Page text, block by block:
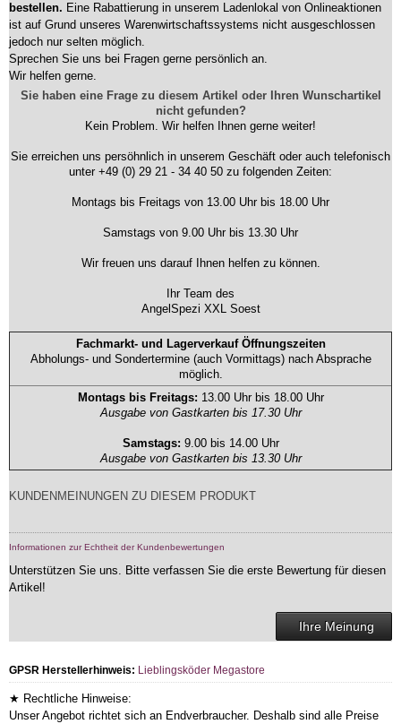
bestellen. Eine Rabattierung in unserem Ladenlokal von Onlineaktionen
ist auf Grund unseres Warenwirtschaftssystems nicht ausgeschlossen
jedoch nur selten möglich.
Sprechen Sie uns bei Fragen gerne persönlich an.
Wir helfen gerne.
Sie haben eine Frage zu diesem Artikel oder Ihren Wunschartikel
nicht gefunden?
Kein Problem. Wir helfen Ihnen gerne weiter!
Sie erreichen uns persöhnlich in unserem Geschäft oder auch telefonisch
unter +49 (0) 29 21 - 34 40 50 zu folgenden Zeiten:
Montags bis Freitags von 13.00 Uhr bis 18.00 Uhr
Samstags von 9.00 Uhr bis 13.30 Uhr
Wir freuen uns darauf Ihnen helfen zu können.
Ihr Team des
AngelSpezi XXL Soest
Fachmarkt- und Lagerverkauf Öffnungszeiten
Abholungs- und Sondertermine (auch Vormittags) nach Absprache
möglich.
Montags bis Freitags: 13.00 Uhr bis 18.00 Uhr
Ausgabe von Gastkarten bis 17.30 Uhr
Samstags: 9.00 bis 14.00 Uhr
Ausgabe von Gastkarten bis 13.30 Uhr
KUNDENMEINUNGEN ZU DIESEM PRODUKT
Informationen zur Echtheit der Kundenbewertungen
Unterstützen Sie uns. Bitte verfassen Sie die erste Bewertung für diesen
Artikel!
Ihre Meinung
GPSR Herstellerhinweis: Lieblingsköder Megastore
★ Rechtliche Hinweise:
Unser Angebot richtet sich an Endverbraucher. Deshalb sind alle Preise